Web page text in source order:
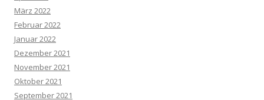
März 2022
Februar 2022
Januar 2022
Dezember 2021
November 2021
Oktober 2021
September 2021